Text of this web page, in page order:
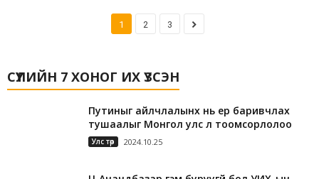
1 2 3
СҮҮЛИЙН 7 ХОНОГ ИХ ҮЗСЭН
Путиныг айлчлалынх нь үер баривчлах
тушаалыг Монгол улс үл тоомсорлолоо
Улс төр 2024.10.25